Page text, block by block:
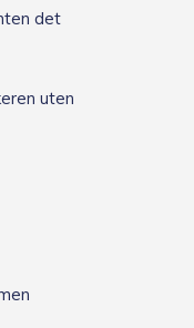
det
uten